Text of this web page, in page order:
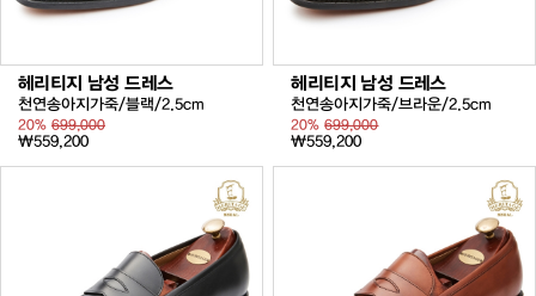
헤리티지 남성 드레스
천연송아지가죽/블랙/2.5cm
20% 699,000
₩559,200
헤리티지 남성 드레스
천연송아지가죽/브라운/2.5cm
20%699,000
₩559,200